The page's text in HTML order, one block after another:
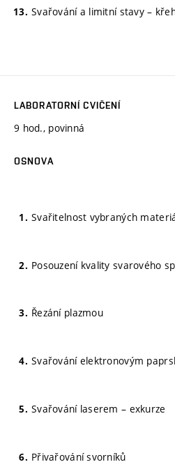
Svařování a limitní stavy –
LABORATORNÍ CVIČENÍ
9 hod., povinná
OSNOVA
Svařitelnost vybraných
Posouzení kvality svarového
Řezání plazmou
Svařování elektronovým
Svařování laserem – exkurze
Přivařování svorníků